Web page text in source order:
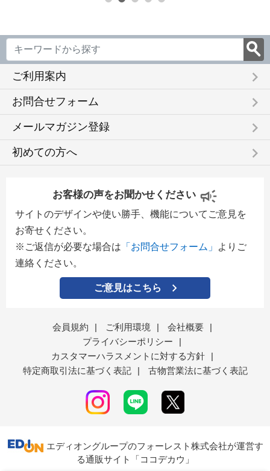
ご利用案内 keyboard_arrow_right
お問合せフォーム keyboard_arrow_right
メールマガジン登録 keyboard_arrow_right
初めての方へ keyboard_arrow_right
お客様の声をお聞かせください
サイトのデザインや使い勝手、機能についてご意見を
お寄せください。
※ご返信が必要な場合は 「お問合せフォーム」
よりご
連絡ください。
ご意見はこちら
会員規約 | ご利用環境 | 会社概要
|
プライバシーポリシー
|
カスタマーハラスメントに対する方針
|
特定商取引法に基づく表記
| 古物営業法に基づく表記
エディオングループのフォーレスト株式会社が運営す
る通販サイト「ココデカウ」